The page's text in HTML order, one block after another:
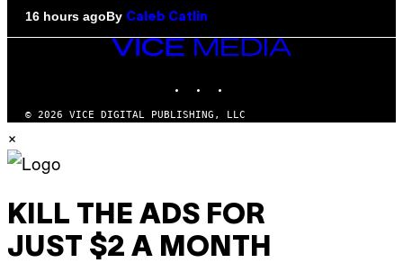
16 hours agoBy Caleb Catlin
VICE
MEDIA
© 2026 VICE DIGITAL PUBLISHING, LLC
×
KILL THE ADS FOR
JUST $2 A MONTH